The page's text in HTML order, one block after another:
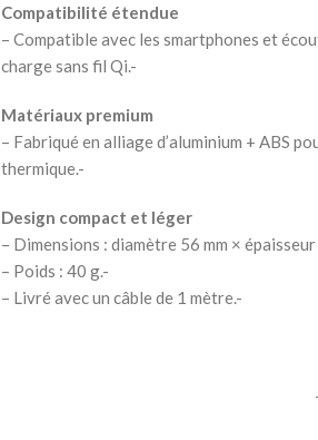
Compatibilité étendue
– Compatible avec les smartphones et
charge sans fil Qi.-
Matériaux premium
– Fabriqué en alliage d’aluminium + ABS
thermique.-
Design compact et léger
– Dimensions : diamètre 56 mm × épaisseur
– Poids : 40 g.-
– Livré avec un câble de 1 mètre.-